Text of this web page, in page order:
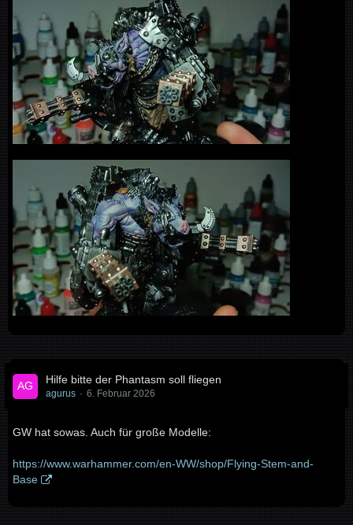
Hilfe bitte der Phantasm soll fliegen
agurus 6. Februar 2026
GW hat sowas. Auch für große Modelle:
https://www.warhammer.com/en-WW/shop/Flying-Stem-and-
Base